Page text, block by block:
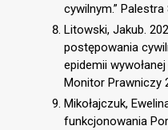
cywilnym.” Palestra
Litowski, Jakub.
postępowania
epidemii
Monitor Prawniczy
Mikołajczuk,
funkcjonowania